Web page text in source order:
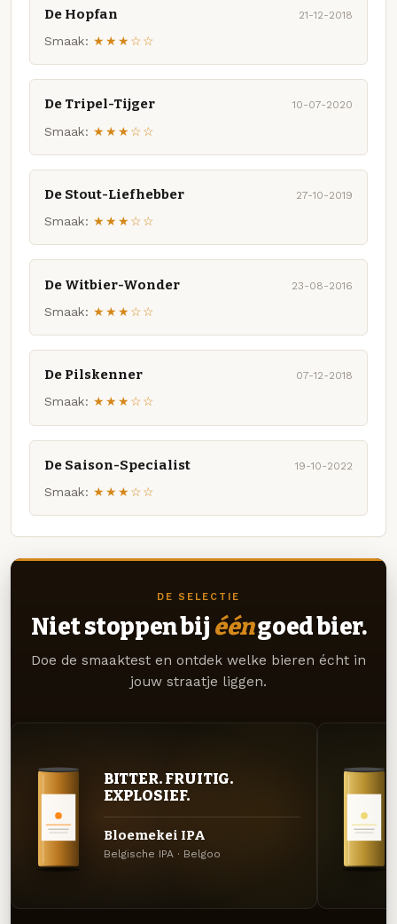
De Hopfan 21-12-2018
Smaak: ★★★☆☆
De Tripel-Tijger 10-07-2020
Smaak: ★★★☆☆
De Stout-Liefhebber 27-10-2019
Smaak: ★★★☆☆
De Witbier-Wonder 23-08-2016
Smaak: ★★★☆☆
De Pilskenner 07-12-2018
Smaak: ★★★☆☆
De Saison-Specialist 19-10-2022
Smaak: ★★★☆☆
DE SELECTIE
Niet stoppen bij ééngoed bier.
Doe de smaaktest en ontdek welke bieren écht in
jouw straatje liggen.
BITTER. FRUITIG.
EXPLOSIEF.
Bloemekei IPA
Belgische IPA · Belgoo